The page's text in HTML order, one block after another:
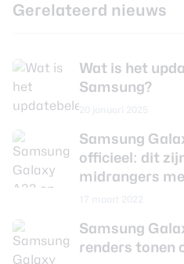
CPU-snelheid 2.40 GHz
Werkgeheugen 6 GB
Interne opslag
Uitbreidbaar geheugen Ja
Maximaal uitbreidbaar
geheugen
Camera achterkant
Aantal lenzen
Gerelateerd nieuws
Wat is het
Samsung?
Samsung
officieel: dit
midrangers
Samsung
renders tonen